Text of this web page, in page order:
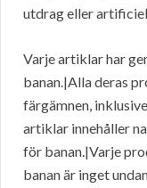
utdrag eller
Varje artiklar har
banan.|Alla deras
färgämnen,
artiklar innehåller
för banan.|Varje
banan är inget